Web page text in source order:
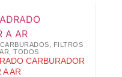
FILTROS
TODOS
CARBURADOR
AR